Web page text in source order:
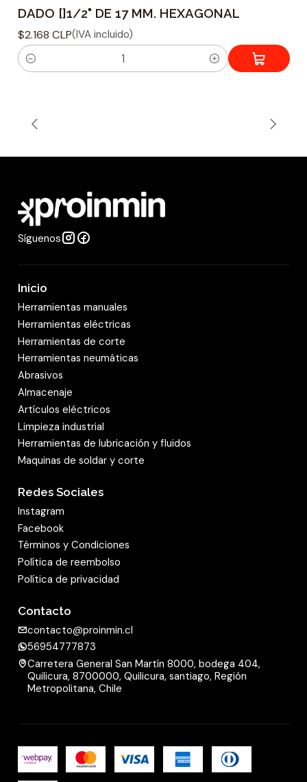
DADO []1/2" DE 17 MM. HEXAGONAL
$2.168 CLP(IVA incluido)
C
d
Síguenos
Inicio
Herramientas manuales
Herramientas eléctricas
Herramientas de corte
Herramientas neumáticas
Abrasivos
Almacenaje
Artículos eléctricos
Limpieza industrial
Herramientas de lubricación y fluidos
Maquinas de soldar y corte
Redes Sociales
Instagram
Facebook
Términos y Condiciones
Política de reembolso
Política de privacidad
Contacto
contacto@proinmin.cl
56954777873
Carretera General San Martín 8000, bodega 404,
Quilicura, 8700000, Quilicura, santiago, Región
Metropolitana, Chile